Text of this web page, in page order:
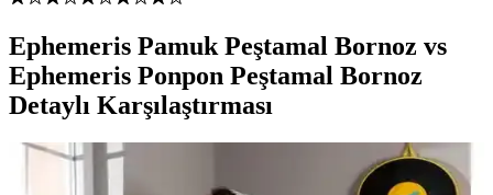
Ephemeris Pamuk Peştamal Bornoz vs
Ephemeris Ponpon Peştamal Bornoz
Detaylı Karşılaştırması